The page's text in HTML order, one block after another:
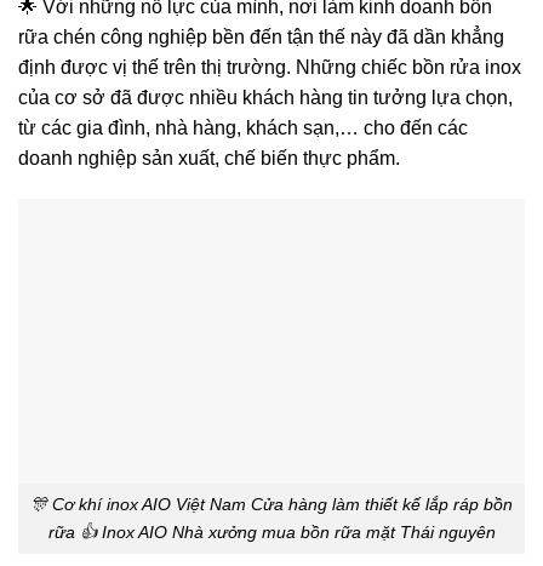
🌟 Với những nỗ lực của mình, nơi làm kinh doanh bồn
rữa chén công nghiệp bền đến tận thế này đã dần khẳng
định được vị thế trên thị trường. Những chiếc bồn rửa inox
của cơ sở đã được nhiều khách hàng tin tưởng lựa chọn,
từ các gia đình, nhà hàng, khách sạn,… cho đến các
doanh nghiệp sản xuất, chế biến thực phẩm.
🎊 Cơ khí inox AIO Việt Nam Cửa hàng làm thiết kế lắp ráp bồn
rữa 👍 Inox AIO Nhà xưởng mua bồn rữa mặt Thái nguyên